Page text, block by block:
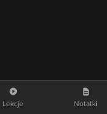
Lekcje Notatki